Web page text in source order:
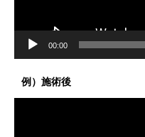
00:00
例）施術後